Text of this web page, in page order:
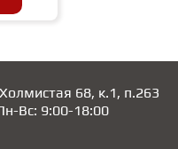
Холмистая 68, к.1, п.263
Вс: 9:00-18:00